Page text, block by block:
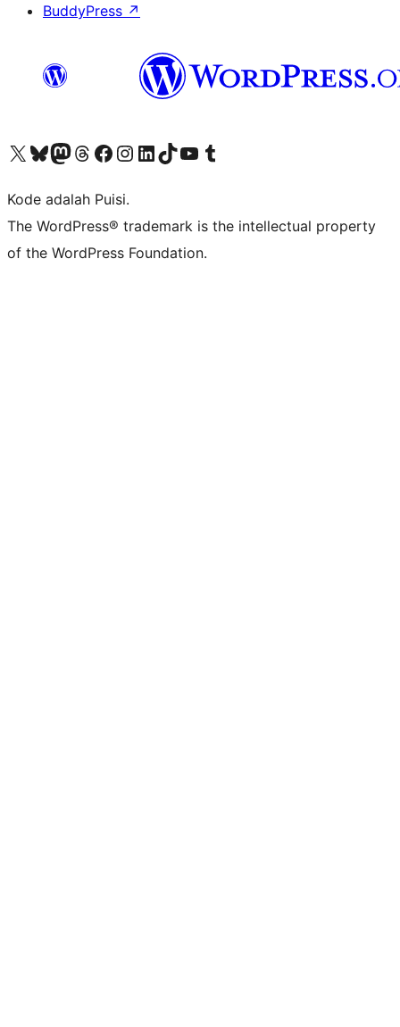
BuddyPress ↗
Kunjungi akun X (sebelumnya Twitter) kamiVisit our Bluesky account
Kunjungi akun Mastodon kami
Visit our Threads account
Kunjungi halaman Facebook kamiKunjungi akun Instagram kamiKunjungi akun LinkedIn kami
Visit our TikTok account
Kunjungi channel YouTube kamiVisit our Tumblr account
Kode adalah Puisi.
The WordPress® trademark is the intellectual property
of the WordPress Foundation.